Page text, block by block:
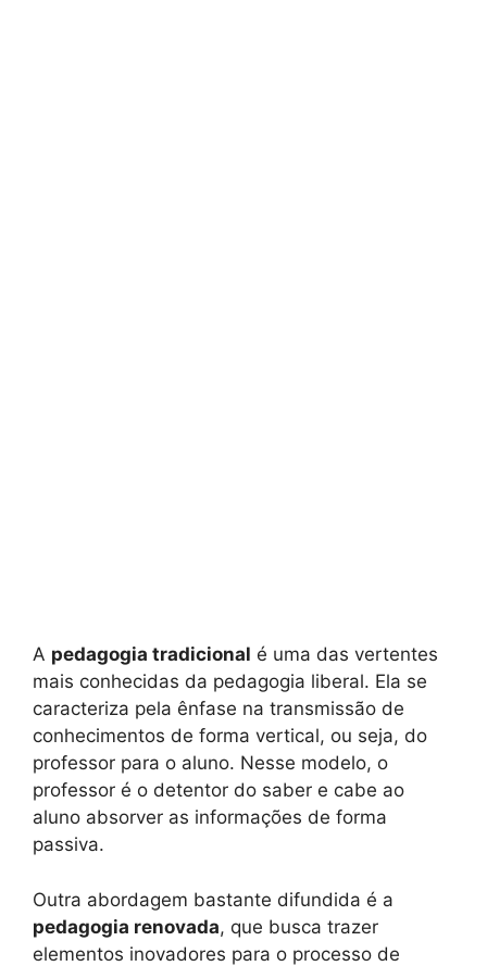
A pedagogia tradicional é uma das vertentes
mais conhecidas da pedagogia liberal. Ela se
caracteriza pela ênfase na transmissão de
conhecimentos de forma vertical, ou seja, do
professor para o aluno. Nesse modelo, o
professor é o detentor do saber e cabe ao
aluno absorver as informações de forma
passiva.
Outra abordagem bastante difundida é a
pedagogia renovada, que busca trazer
elementos inovadores para o processo de